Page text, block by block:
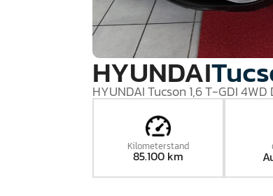
HYUNDAI
HYUNDAI Tucson 1,6 T-GDI
Kilometerstand
85.100 km